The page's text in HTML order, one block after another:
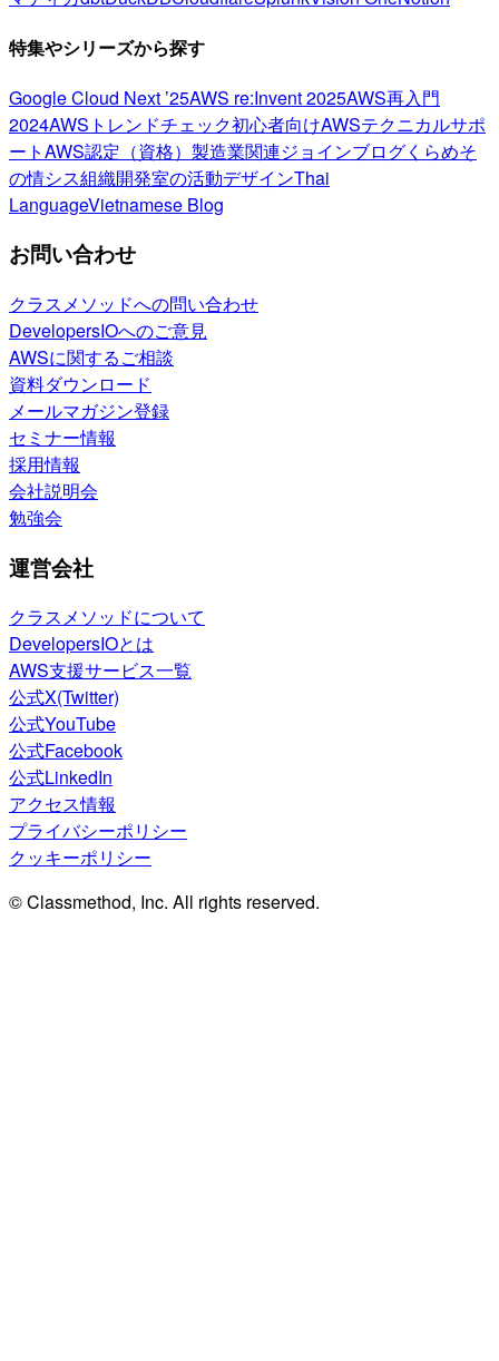
特集やシリーズから探す
Google Cloud Next ’25AWS re:Invent 2025AWS再入門
2024AWSトレンドチェック初心者向けAWSテクニカルサポ
ートAWS認定（資格） 製造業関連ジョインブログくらめそ
の情シス組織開発室の活動デザインThai
LanguageVietnamese Blog
お問い合わせ
クラスメソッドへの問い合わせ
DevelopersIOへのご意見
AWSに関するご相談
資料ダウンロード
メールマガジン登録
セミナー情報
採用情報
会社説明会
勉強会
運営会社
クラスメソッドについて
DevelopersIOとは
AWS支援サービス一覧
公式X(Twitter)
公式YouTube
公式Facebook
公式LinkedIn
アクセス情報
プライバシーポリシー
クッキーポリシー
© Classmethod, Inc. All rights reserved.